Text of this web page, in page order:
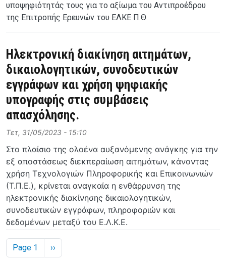
υποψηφιότητάς τους για το αξίωμα του Αντιπροέδρου
της Επιτροπής Ερευνών του ΕΛΚΕ Π.Θ.
Ηλεκτρονική διακίνηση αιτημάτων,
δικαιολογητικών, συνοδευτικών
εγγράφων και χρήση ψηφιακής
υπογραφής στις συμβάσεις
απασχόλησης.
Τετ, 31/05/2023 - 15:10
Στο πλαίσιο της ολοένα αυξανόμενης ανάγκης για την
εξ αποστάσεως διεκπεραίωση αιτημάτων, κάνοντας
χρήση Τεχνολογιών Πληροφορικής και Επικοινωνιών
(Τ.Π.Ε.), κρίνεται αναγκαία η ενθάρρυνση της
ηλεκτρονικής διακίνησης δικαιολογητικών,
συνοδευτικών εγγράφων, πληροφοριών και
δεδομένων μεταξύ του Ε.Λ.Κ.Ε.
Σελιδοποίηση
Page 1 Next page
››